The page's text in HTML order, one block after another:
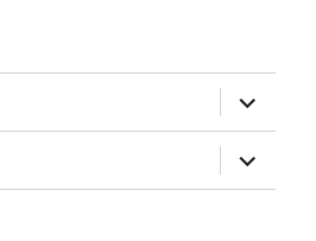
almenü
almenü